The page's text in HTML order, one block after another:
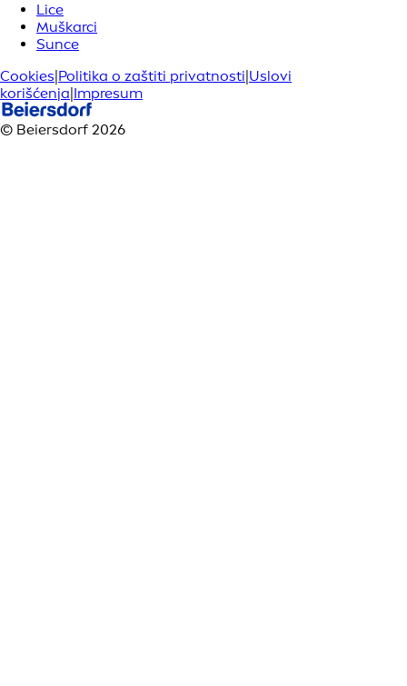
Lice
Muškarci
Sunce
Cookies Politika o zaštiti privatnosti Uslovi
korišćenja Impresum
© Beiersdorf 2026